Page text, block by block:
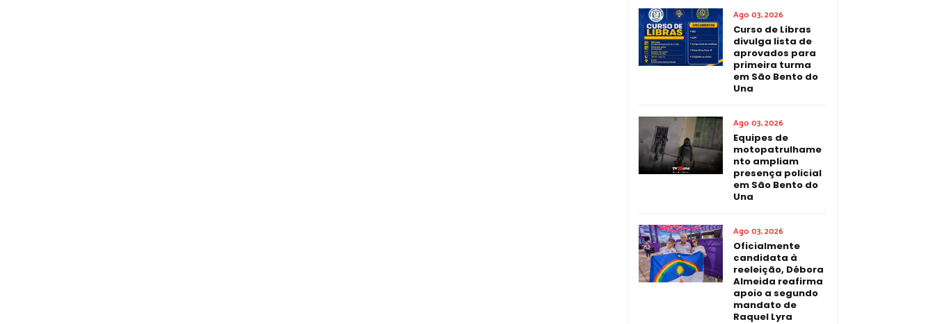
Ago 03, 2026
Curso de Libras
divulga lista de
aprovados para
primeira turma
em São Bento do
Una
Ago 03, 2026
Equipes de
motopatrulhame
nto ampliam
presença policial
em São Bento do
Una
Ago 03, 2026
Oficialmente
candidata à
reeleição, Débora
Almeida reafirma
apoio a segundo
mandato de
Raquel Lyra